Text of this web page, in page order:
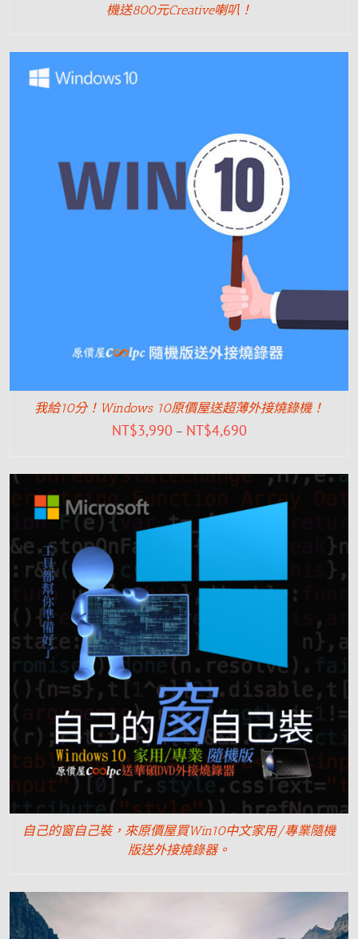
機送800元Creative喇叭！
我給10分！Windows 10原價屋送超薄外接燒錄機！
NT$3,990 – NT$4,690
自己的窗自己裝，來原價屋買Win10中文家用/專業隨機
版送外接燒錄器。